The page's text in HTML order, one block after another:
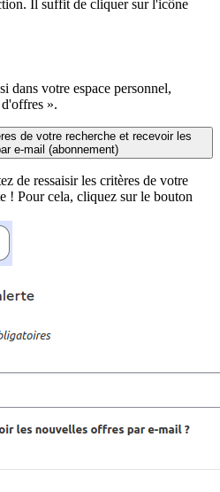
Il suffit de cliquer sur l'icône
dans votre espace personnel,
».
de votre recherche et recevoir les
e-mail (abonnement)
de ressaisir les critères de votre
! Pour cela, cliquez sur le bouton